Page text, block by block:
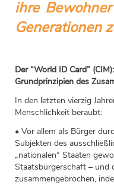
ihre
Generationen
Der “World ID Card”
Grundprinzipien des
In den letzten vierzig
Menschlichkeit beraubt:
• Vor allem als Bürger
Subjekten des
„nationalen“ Staaten
Staatsbürgerschaft – und
zusammengebrochen,